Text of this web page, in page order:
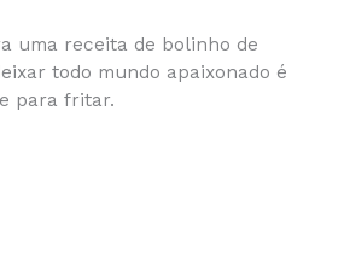
uma receita de bolinho de
todo mundo apaixonado é
para fritar.